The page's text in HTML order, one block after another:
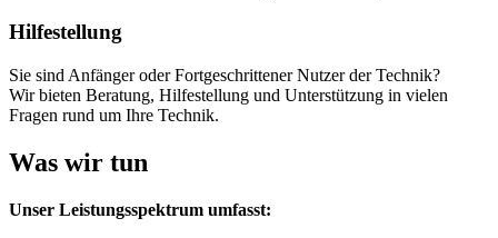
Hilfestellung
Sie sind Anfänger oder Fortgeschrittener Nutzer der Technik?
Wir bieten Beratung, Hilfestellung und Unterstützung in vielen
Fragen rund um Ihre Technik.
Was wir tun
Unser Leistungsspektrum umfasst: